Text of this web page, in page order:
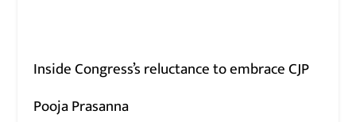
Inside Congress’s reluctance to embrace CJP
Pooja Prasanna